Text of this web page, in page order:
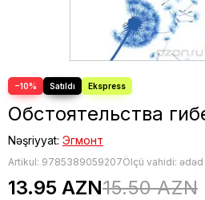
−10%
Обстоятельства
Nəşriyyat: Эгмонт
Artikul: 9785389059207Ölçü vahidi: ədəd
13.95 AZN15.50 AZN